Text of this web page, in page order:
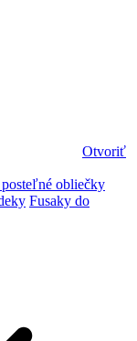
Otvoriť
obliečky
Fusaky do